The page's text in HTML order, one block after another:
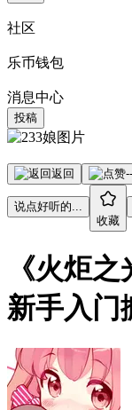
社区
乐币钱包
消息中心
投稿
返回 --
说点好听的...
收藏
《火炬
新手入门